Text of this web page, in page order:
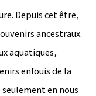
Depuis cet être,
ancestraux.
aquatiques,
enfouis de la
en nous